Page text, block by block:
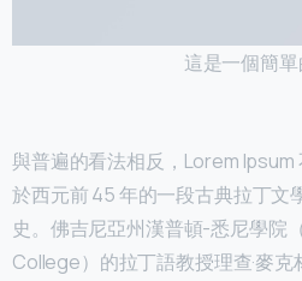
這是一個簡
與普遍的看法相反，Lorem
於西元前 45 年的一段古典拉丁文
史。佛吉尼亞州漢普頓-悉尼學院
College）的拉丁語教授理查·麥克